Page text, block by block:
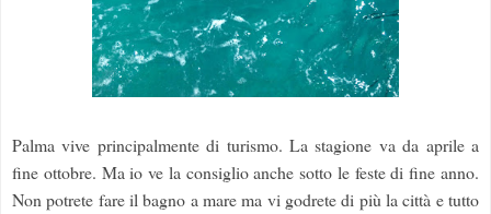
Palma vive principalmente di turismo. La stagione va da aprile a
fine ottobre. Ma io ve la consiglio anche sotto le feste di fine anno.
Non potrete fare il bagno a mare ma vi godrete di più la città e tutto